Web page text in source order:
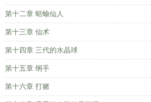
第十二章 蛞蝓仙人
第十三章 仙术
第十四章 三代的水晶球
第十五章 纲手
第十六章 打赌